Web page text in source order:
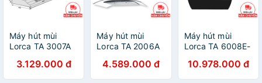
Máy hút mùi
Lorca TA 3007A
- Bảo hành 3
năm
3.129.000 đ
Máy hút mùi
Lorca TA 2006A
dbA) - Bảo hành
3 năm
4.589.000 đ
Máy hút mùi
Lorca TA 6008E-
Bảo hành 3 năm
10.978.000 đ